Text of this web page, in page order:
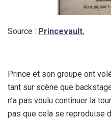
Source : Princevault.
Prince et son groupe ont
tant sur scène que
n’a pas voulu continuer la
pas que cela se reproduise